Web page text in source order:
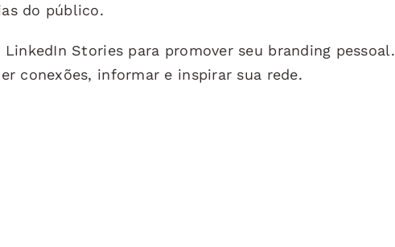
do público.
Stories para promover seu branding pessoal.
conexões, informar e inspirar sua rede.